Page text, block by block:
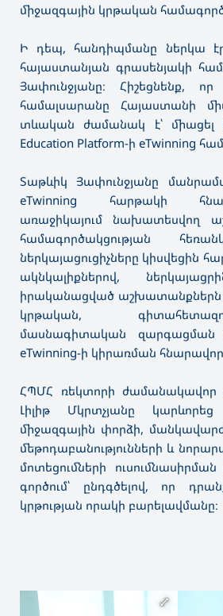
միջազգային կրթական
Ի դեպ, հանդիպմանը ներկա
հայաստանյան գրասենյակի
Յափունջյանը։ Հիշեցնենք,
համալսարանը Հայաստանի
տևական ժամանակ է՝ միացել է
Education Platform-ի eTwinning
Տաթևիկ Յափունջյանը
eTwinning հարթակի
առաջիկայում նախատեսվող
համագործակցության
ներկայացուցիչները կիսվեցին
ակնկալիքներով,
իրականացված աշխատանքներն
կրթական,
մասնագիտական զարգացման
eTwinning-ի կիրառման
ՀՊՄՀ ռեկտորի
Լիլիթ Մկրտչյանը
միջազգային փորձի,
մեթոդաբանությունների և
մոտեցումների
գործում՝ ընդգծելով, որ
կրթության որակի բարելավմանը։